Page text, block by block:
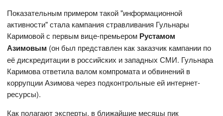
Показательным примером такой "информационной
активности" стала кампания стравливания Гульнары
Каримовой с первым вице-премьером Рустамом
Азимовым (он был представлен как заказчик кампании по
её дискредитации в российских и западных СМИ. Гульнара
Каримова ответила валом компромата и обвинений в
коррупции Азимова через подконтрольные ей интернет-
ресурсы).
Как полагают эксперты, в ближайшие месяцы пик